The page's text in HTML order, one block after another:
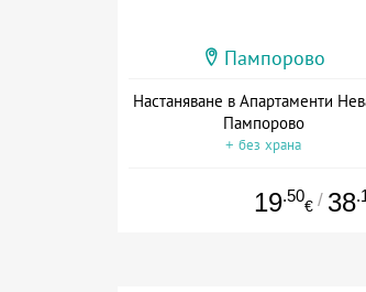
Пампорово
Настаняване в Апартаменти
Пампорово
+ без храна
19.50
€ / 38